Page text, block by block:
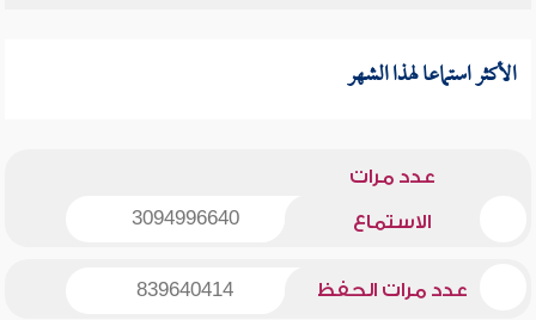
الأكثر استماعا لهذا الشهر
عدد مرات
الاستماع 3094996640
عدد مرات الحفظ 839640414